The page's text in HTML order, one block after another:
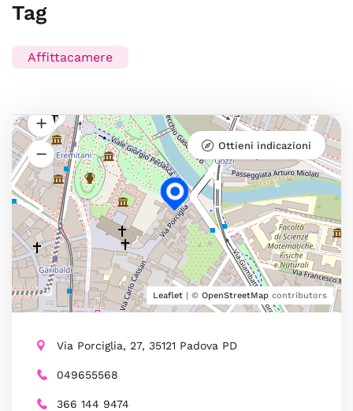
Tag
Affittacamere
Leaflet | © OpenStreetMap contributors
Ottieni indicazioni
Via Porciglia, 27, 35121 Padova PD
049655568
366 144 9474